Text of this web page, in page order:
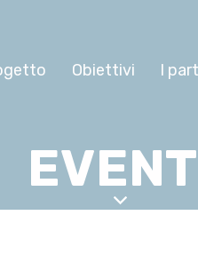
Obiettivi I